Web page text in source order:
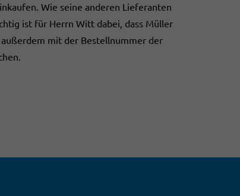
Wie seine anderen Lieferanten
ist für Herrn Witt dabei, dass Müller
mit der Bestellnummer der